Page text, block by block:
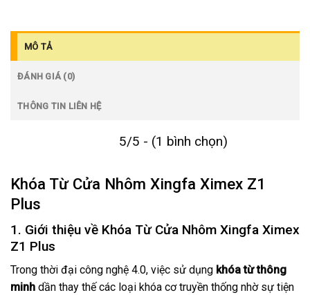
MÔ TẢ
ĐÁNH GIÁ (0)
THÔNG TIN LIÊN HỆ
5/5 - (1 bình chọn)
Khóa Từ Cửa Nhôm Xingfa Ximex Z1
Plus
1. Giới thiệu về Khóa Từ Cửa Nhôm Xingfa Ximex
Z1 Plus
Trong thời đại công nghệ 4.0, việc sử dụng khóa từ thông
minh dần thay thế các loại khóa cơ truyền thống nhờ sự tiện